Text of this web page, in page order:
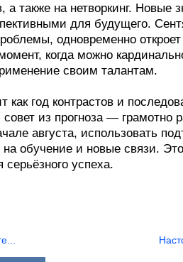
также на нетворкинг. Новые
для будущего.
одновременно
когда можно
своим талантам.
год контрастов и
из прогноза — грамотно
августа, использовать
обучение и новые связи.
успеха.